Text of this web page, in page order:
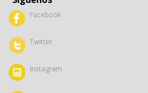
Facebook
Twitter
Instagram